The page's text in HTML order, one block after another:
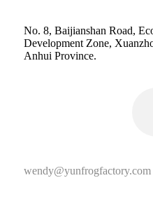
No. 8, Baijianshan Road,
Development Zone,
Anhui Province.
wendy@yunfrogfactory.com